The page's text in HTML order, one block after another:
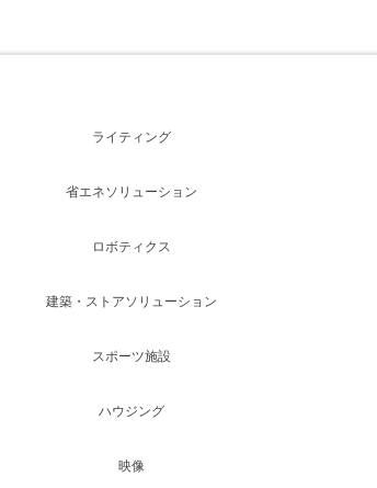
ライティング
省エネソリューション
ロボティクス
建築・ストアソリューション
スポーツ施設
ハウジング
映像